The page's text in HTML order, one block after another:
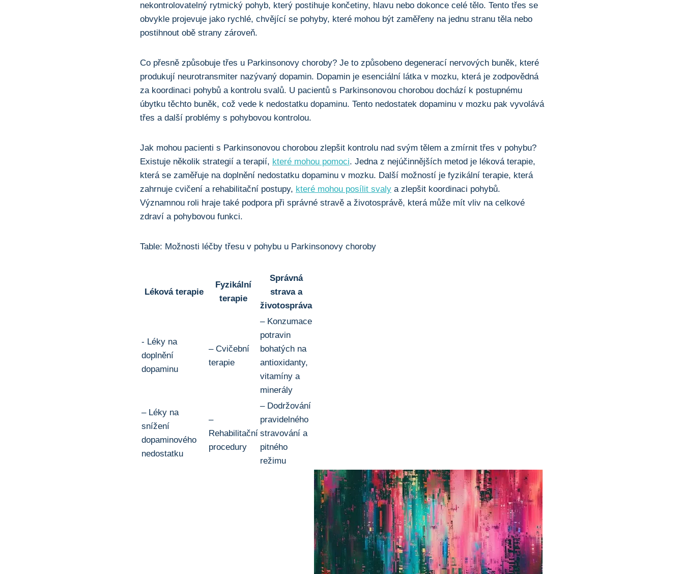
nekontrolovatelný ‍rytmický⁤ pohyb, který postihuje končetiny, ‌hlavu ⁤nebo dokonce celé⁣ tělo. Tento​ třes se
obvykle projevuje jako rychlé, chvějící ⁤se‍ pohyby, které‌ mohou být zaměřeny na jednu stranu těla nebo
postihnout ⁣obě strany zároveň. ⁤
Co ‌přesně způsobuje⁢ třes u‌ Parkinsonovy choroby? Je to⁢ způsobeno degenerací nervových buněk,‍ které
produkují neurotransmiter nazývaný dopamin. Dopamin je esenciální látka​ v mozku, která je ​zodpovědná
za koordinaci pohybů a kontrolu svalů. U pacientů s⁣ Parkinsonovou chorobou ‌dochází k postupnému
úbytku těchto buněk, což ‍vede k‌ nedostatku dopaminu. Tento nedostatek⁢ dopaminu‌ v ⁤mozku pak vyvolává
třes a⁣ další problémy s⁣ pohybovou kontrolou.
Jak mohou pacienti ‌s ‍Parkinsonovou chorobou zlepšit ​kontrolu nad svým ​tělem a ​zmírnit třes ​v pohybu?
‌Existuje ⁣několik strategií a terapií, ⁣ které mohou pomoci. ‌Jedna ‍z nejúčinnějších ​metod je léková terapie,
která se‍ zaměřuje na doplnění nedostatku dopaminu v mozku. Další ‌možností‌ je fyzikální terapie, která
zahrnuje cvičení ‍a⁤ rehabilitační postupy, které mohou posílit svaly a zlepšit koordinaci‍ pohybů.​
Významnou roli hraje také podpora⁣ při ⁢správné stravě a životosprávě, která může mít vliv na celkové
zdraví‍ a pohybovou‌ funkci.
Table:⁤ Možnosti léčby třesu ​v ‍pohybu⁢ u Parkinsonovy choroby
Léková ​terapie
Fyzikální‍
terapie
Správná
⁤strava a
životospráva
-​ Léky ⁢na
doplnění
⁢dopaminu
– Cvičební
terapie
– Konzumace⁤
potravin
bohatých na
antioxidanty, ​
vitamíny a
minerály
– Léky na​
snížení
dopaminového
nedostatku
–
Rehabilitační
procedury
– Dodržování
pravidelného
⁢stravování a
pitného
⁤režimu